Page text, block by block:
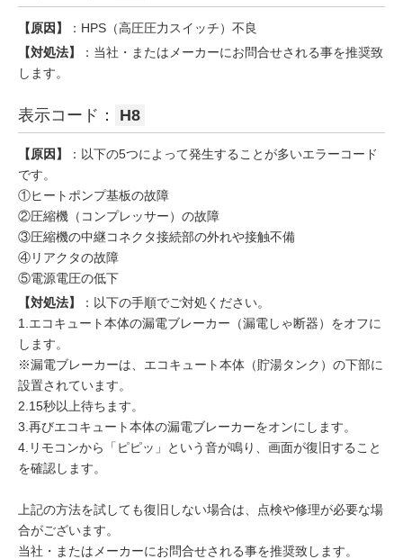
【原因】
：HPS（高圧圧力スイッチ）不良
【対処法】
：当社・またはメーカーにお問合せされる事を推奨致
します。
表示コード： H8
【原因】
：以下の5つによって発生することが多いエラーコード
です。
①ヒートポンプ基板の故障
②圧縮機（コンプレッサー）の故障
③圧縮機の中継コネクタ接続部の外れや接触不備
④リアクタの故障
⑤電源電圧の低下
【対処法】
：以下の手順でご対処ください。
1.エコキュート本体の漏電ブレーカー（漏電しゃ断器）をオフに
します。
※漏電ブレーカーは、エコキュート本体（貯湯タンク）の下部に
設置されています。
2.15秒以上待ちます。
3.再びエコキュート本体の漏電ブレーカーをオンにします。
4.リモコンから「ピピッ」という音が鳴り、画面が復旧すること
を確認します。
上記の方法を試しても復旧しない場合は、点検や修理が必要な場
合がございます。
当社・またはメーカーにお問合せされる事を推奨致します。